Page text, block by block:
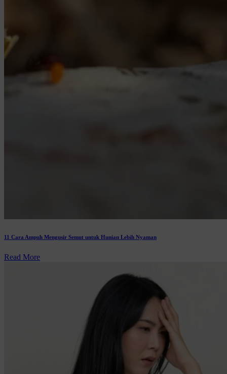
11 Cara Ampuh Mengusir Semut untuk Hunian Lebih Nyaman
Read More